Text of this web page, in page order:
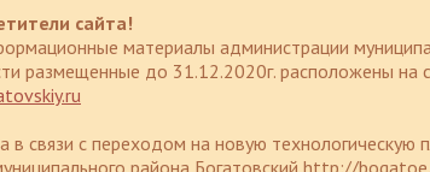
сайта!
материалы администрации
размещенные до 31.12.2020г. расположены на
в связи с переходом на новую технологическую
района Богатовский http://